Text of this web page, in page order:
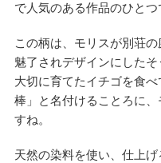
で人気のある作品のひとつ
この柄は、モリスが別荘
魅了されデザインにしたそ
大切に育てたイチゴを食
棒」と名付けることろに
すね。
天然の染料を使い、仕上